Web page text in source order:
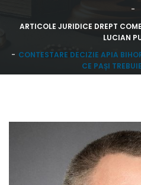
ARTICOLE JURIDICE DREPT
LUCIAN
CONTESTARE DECIZIE APIA
CE PAȘI